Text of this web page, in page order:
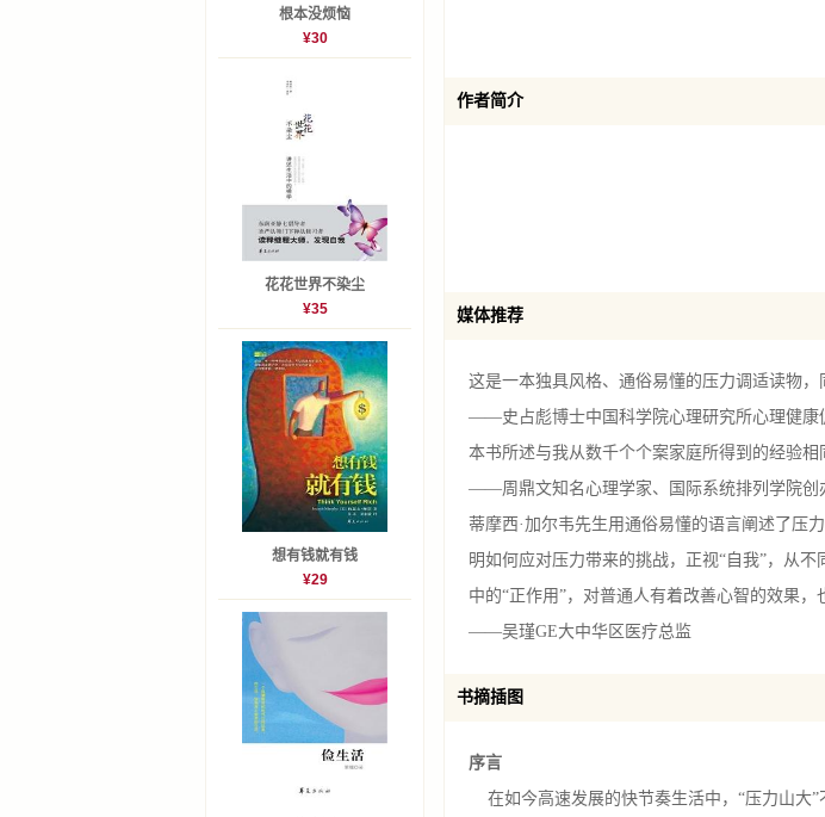
根本没烦恼
¥30
花花世界不染尘
¥35
想有钱就有钱
¥29
第五章别以为放松是件简单的事
第六章ACT觉知、选择、信任
第七章平衡树
第八章铸造自己的抗压盾牌
第九章生活就是你自己的
第三部分回归正能量的修炼
第十章最有奇效的方法暂停
第十一章令人愉快的方法坐在总裁的椅子上
第十三章最能带给人希望的方法改变态度
第十五章最重要的能力穿上对方的鞋
第十六章脑筋急转弯重新定义对你有压力的概念
作者简介
媒体推荐
这是一本独具风格、通俗易懂的压力调适读物
——史占彪博士中国科学院心理研究所心理健康
本书所述与我从数千个个案家庭所得到的经验
——周鼎文知名心理学家、国际系统排列学院创
蒂摩西·加尔韦先生用通俗易懂的语言阐述了压
明如何应对压力带来的挑战，正视“自我”，从
中的“正作用”，对普通人有着改善心智的效果
——吴瑾GE大中华区医疗总监
书摘插图
序言
在如今高速发展的快节奏生活中，“压力山大